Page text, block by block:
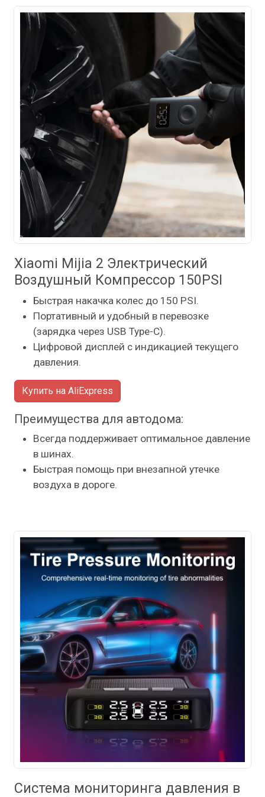
Xiaomi Mijia 2 Электрический
Воздушный Компрессор 150PSI
Быстрая накачка колес до 150 PSI.
Портативный и удобный в перевозке
(зарядка через USB Type-C).
Цифровой дисплей с индикацией текущего
давления.
Купить на AliExpress
Преимущества для автодома:
Всегда поддерживает оптимальное давление
в шинах.
Быстрая помощь при внезапной утечке
воздуха в дороге.
Система мониторинга давления в